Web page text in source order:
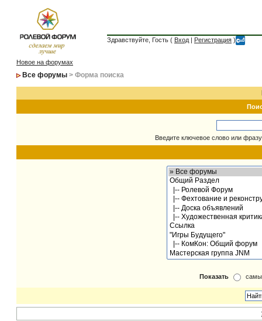
Здравствуйте, Гость ( Вход | Регистрация )
Новое на форумах
Все форумы > Форма поиска
Введите ключевое слово или
Показать